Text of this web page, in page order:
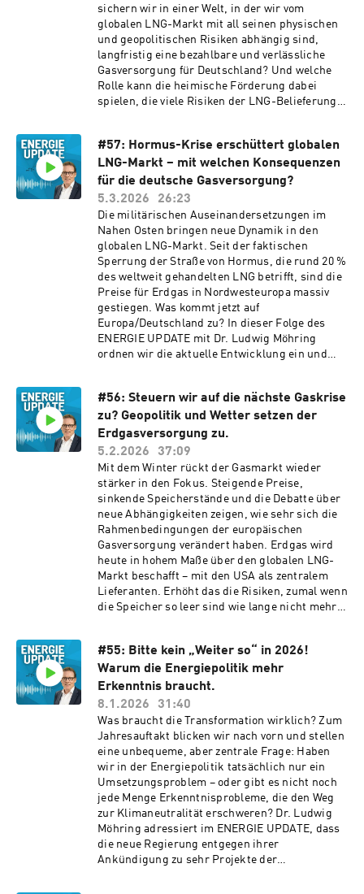
industrielle Transformation wirtschaftlich
tragfähig zu gestalten.
vor grundlegenden Entscheidungen steht. • Wie
realistisch ist eine Transformation ohne
strategischen Blick auf Erdgas? • Warum fällt
es Politik, Medien und Gesellschaft trotz der
kritischen Situation der deutschen
Volkswirtschaft so unglaublich schwer, eine
ernsthafte inhaltliche Debatte zu den offenen
um die Frage, ob und warum zugespitzte
Narrative zunehmend von den eigentlichen
Herausforderungen der Energieversorgung
ablenken, welche Rolle Energiepreise für die
wirtschaftliche Stärke Deutschlands spielen
und warum wichtige Debatten oft nicht mehr
ergebnisoffen geführt werden. Eine Folge über
Debattenkultur in der Energiepolitik und
darüber, warum ein offener Diskurs gerade jetzt
wichtiger denn je wäre.
sichern wir in einer Welt, in der wir vom
globalen LNG-Markt mit all seinen physischen
und geopolitischen Risiken abhängig sind,
langfristig eine bezahlbare und verlässliche
Gasversorgung für Deutschland? Und welche
Rolle kann die heimische Förderung dabei
spielen, die viele Risiken der LNG-Belieferung
eine Schiefergasförderung in Deutschland als
Option wieder auf die energiepolitische Agenda
zu setzen und Raum zu schaffen für eine
ergebnisoffene Diskussion, die eine informierte
Entscheidung ermöglicht. Dazu gehört der
Nutzen für Deutschland genauso wie die
Potenziale und die Anforderungen, die an eine
umweltverträgliche Produktion zu stellen sind.
Wir sprechen auch darüber, warum eine
Schiefergasförderung in Deutschland seit rund
zehn Jahren keine Sachfrage, sondern geradezu
eine Frage der Haltung ist, die in der
Konsequenz einer sachlichen Diskussion kaum
mehr zugänglich ist. Ganz viele Facetten, bei
#57: Hormus-Krise erschüttert globalen
LNG-Markt – mit welchen Konsequenzen
für die deutsche Gasversorgung?
5.3.2026
26:23
Die militärischen Auseinandersetzungen im
Nahen Osten bringen neue Dynamik in den
globalen LNG-Markt. Seit der faktischen
Sperrung der Straße von Hormus, die rund 20 %
des weltweit gehandelten LNG betrifft, sind die
Preise für Erdgas in Nordwesteuropa massiv
gestiegen. Was kommt jetzt auf
Europa/Deutschland zu? In dieser Folge des
ENERGIE UPDATE mit Dr. Ludwig Möhring
ordnen wir die aktuelle Entwicklung ein und
warum endlich eine strategisch ausgerichtete
Gasversorgung für Deutschland verfolgt werden
muss. Themen der Episode: • Die Straße von
Hormus als Spielball von Geopolitik: Welche
Rolle spielt die Meerenge für den globalen LNG-
Handel – und warum reagieren die Märkte auch
in Europa so sensibel? • Preissignale im
Gasmarkt: Wer spürt die aktuellen
Preisbewegungen – und warum sind Haushalte
kurzfristig kaum betroffen? • Leere
Gasspeicher in Europa: Welche
Herausforderungen entstehen für die
Speicherbefüllung im Sommer und was die
Regierung jetzt bedenken sollte? •
und heimische Gasförderung für die Resilienz
der Energieversorgung unabdingbar? • Neue
energiepolitische Töne aus Berlin: Warum die
Gasförderung ins Spiel bringt – und welche
Debatten das auslöst. • Gasförderung vor
Borkum: Warum die Zustimmung zum deutsch-
niederländischen Unitarisierungsabkommen
politisch umkämpft ist – ist da auch ein
Zusammenhang mit einem Verbot von
Neubohrungen in Meeresschutzgebieten?
#56: Steuern wir auf die nächste Gaskrise
zu? Geopolitik und Wetter setzen der
Erdgasversorgung zu.
5.2.2026
37:09
Mit dem Winter rückt der Gasmarkt wieder
stärker in den Fokus. Steigende Preise,
sinkende Speicherstände und die Debatte über
neue Abhängigkeiten zeigen, wie sehr sich die
Rahmenbedingungen der europäischen
Gasversorgung verändert haben. Erdgas wird
heute in hohem Maße über den globalen LNG-
Markt beschafft – mit den USA als zentralem
Lieferanten. Erhöht das die Risiken, zumal wenn
die Speicher so leer sind wie lange nicht mehr?
Versorgungssicherheit, Preise und politische
Handlungsfähigkeit bedeutet. Dazu gehört
auch, ob wir zu abhängig von US-LNG werden.
Erdgas bleibt in der Übergangsphase ein
zentraler Energieträger, auch wenn er durch
Erneuerbare Energien nach und nach ersetzt
wird. Wo ist die Gasversorgungsstrategie, die
die deutschen Verbraucher sicher und
bezahlbar mit Erdgas versorgt, solange wir es
noch benötigen? Obwohl Resilienz so ein großes
Thema ist, wird es bei der Gasversorgung
politisch nur ungern angefasst, ist ja auch kein
„Gewinnerthema“. Die Diskussion ist nicht auf
Basis von „Haltung“ zu führen, sondern unter
#55: Bitte kein „Weiter so“ in 2026!
Warum die Energiepolitik mehr
Erkenntnis braucht.
8.1.2026
31:40
Was braucht die Transformation wirklich? Zum
Jahresauftakt blicken wir nach vorn und stellen
eine unbequeme, aber zentrale Frage: Haben
wir in der Energiepolitik tatsächlich nur ein
Umsetzungsproblem – oder gibt es nicht noch
jede Menge Erkenntnisprobleme, die den Weg
zur Klimaneutralität erschweren? Dr. Ludwig
Möhring adressiert im ENERGIE UPDATE, dass
die neue Regierung entgegen ihrer
Ankündigung zu sehr Projekte der